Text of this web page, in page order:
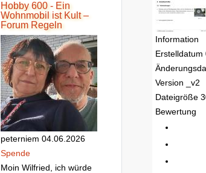
Hobby 600 - Ein
Wohnmobil ist Kult –
Forum Regeln
peterniem 04.06.2026
Spende
Moin Wilfried, ich würde
Information
Erstelldatum
Version
_v2
Dateigröße
Bewertung